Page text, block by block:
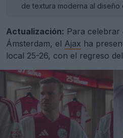
de textura moderna al diseño
Actualización: Para celebrar
Ámsterdam, el Ajax ha
local 25-26, con el regreso